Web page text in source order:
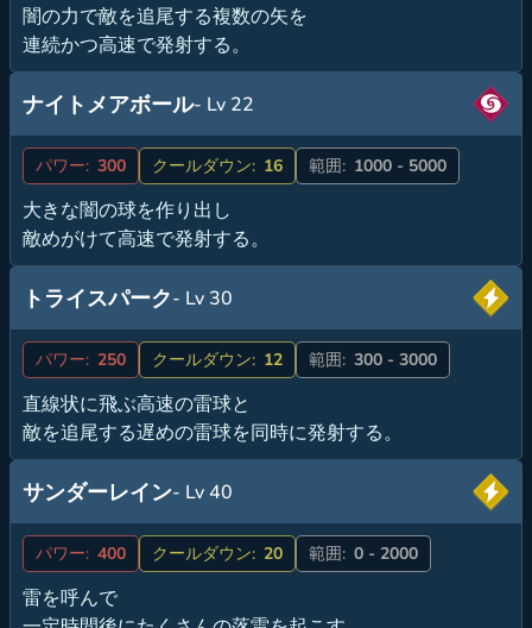
闇の力で敵を追尾する複数の矢を
連続かつ高速で発射する。
ナイトメアボール- Lv 22
パワー: 300 クールダウン: 16 範囲: 1000 - 5000
大きな闇の球を作り出し
敵めがけて高速で発射する。
トライスパーク- Lv 30
パワー: 250 クールダウン: 12 範囲: 300 - 3000
直線状に飛ぶ高速の雷球と
敵を追尾する遅めの雷球を同時に発射する。
サンダーレイン- Lv 40
パワー: 400 クールダウン: 20 範囲: 0 - 2000
雷を呼んで